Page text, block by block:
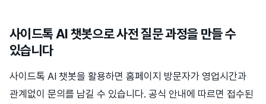
사이드톡 AI 챗봇으로 사전 질문 과정을 만들 수
있습니다
사이드톡 AI 챗봇을 활용하면 홈페이지 방문자가 영업시간과
관계없이 문의를 남길 수 있습니다. 공식 안내에 따르면 접수된